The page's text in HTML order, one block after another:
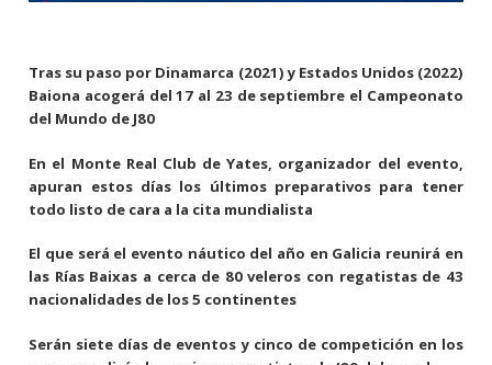
Tras su paso por Dinamarca (2021) y Estados Unidos (2022)
Baiona acogerá del 17 al 23 de septiembre el Campeonato
del Mundo de J80
En el Monte Real Club de Yates, organizador del evento,
apuran estos días los últimos preparativos para tener
todo listo de cara a la cita mundialista
El que será el evento náutico del año en Galicia reunirá en
las Rías Baixas a cerca de 80 veleros con regatistas de 43
nacionalidades de los 5 continentes
Serán siete días de eventos y cinco de competición en los